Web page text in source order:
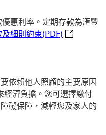
這連結將會開啟新視窗
惠利率。定期存款為滙豐
細則約束(PDF) 受推廣條
依賴他人照顧的主要原因
經濟負擔。您可選擇繳付
礙保障，減輕您及家人的